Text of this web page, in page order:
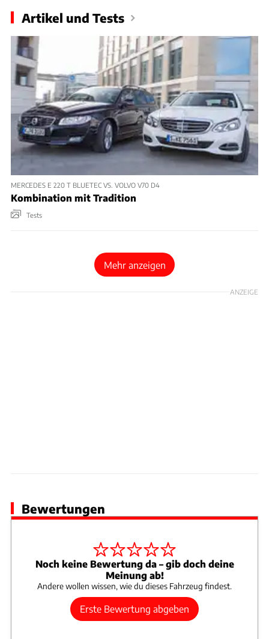
Artikel und Tests
MERCEDES E 220 T BLUETEC VS. VOLVO V70 D4
Kombination mit Tradition
Tests
Mehr anzeigen
ANZEIGE
Bewertungen
Noch keine Bewertung da – gib doch deine
Meinung ab!
Andere wollen wissen, wie du dieses Fahrzeug findest.
Erste Bewertung abgeben